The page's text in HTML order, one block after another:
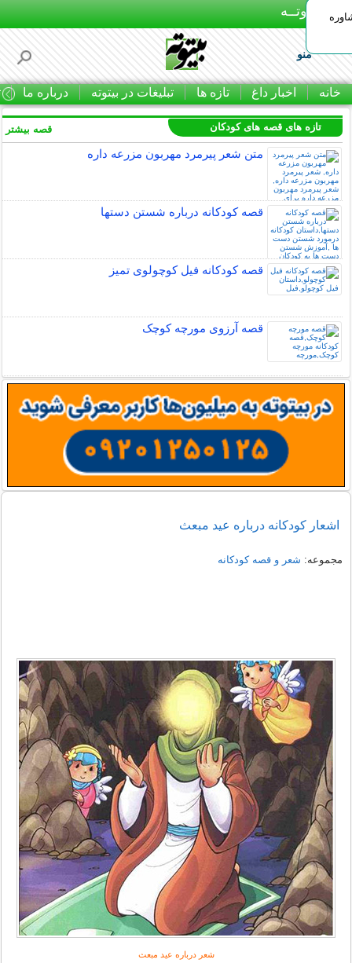
بـیتوتــه
منو
خانه اخبار داغ تازه ها تبلیغات در بیتوته درباره ما
تازه های قصه های کودکان
متن شعر پیرمرد مهربون مزرعه داره
قصه کودکانه درباره شستن دستها
قصه کودکانه فیل کوچولوی تمیز
قصه آرزوی مورچه کوچک
قصه بیشتر
اشعار کودکانه درباره عید مبعث
مجموعه: شعر و قصه کودکانه
شعر درباره عید مبعث